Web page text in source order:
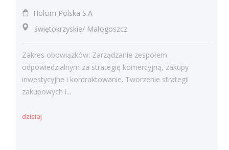
Holcim Polska S.A
świętokrzyskie/ Małogoszcz
Zakres obowiązków: Zarządzanie zespołem
odpowiedzialnym za strategię komercyjną, zakupy
inwestycyjne i kontraktowanie. Tworzenie strategii
zakupowych i...
dzisiaj